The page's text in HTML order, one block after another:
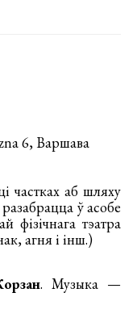
6, Варшава
частках аб шляху
ў асобе
фізічнага тэатра
агня і інш.)
. Музыка —